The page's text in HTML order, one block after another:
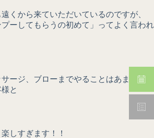
くから来ていただいているのですが、
プーしてもらうの初めて」ってよく言われ
ージ、ブローまでやることはあまりなか
と
しすぎます！！